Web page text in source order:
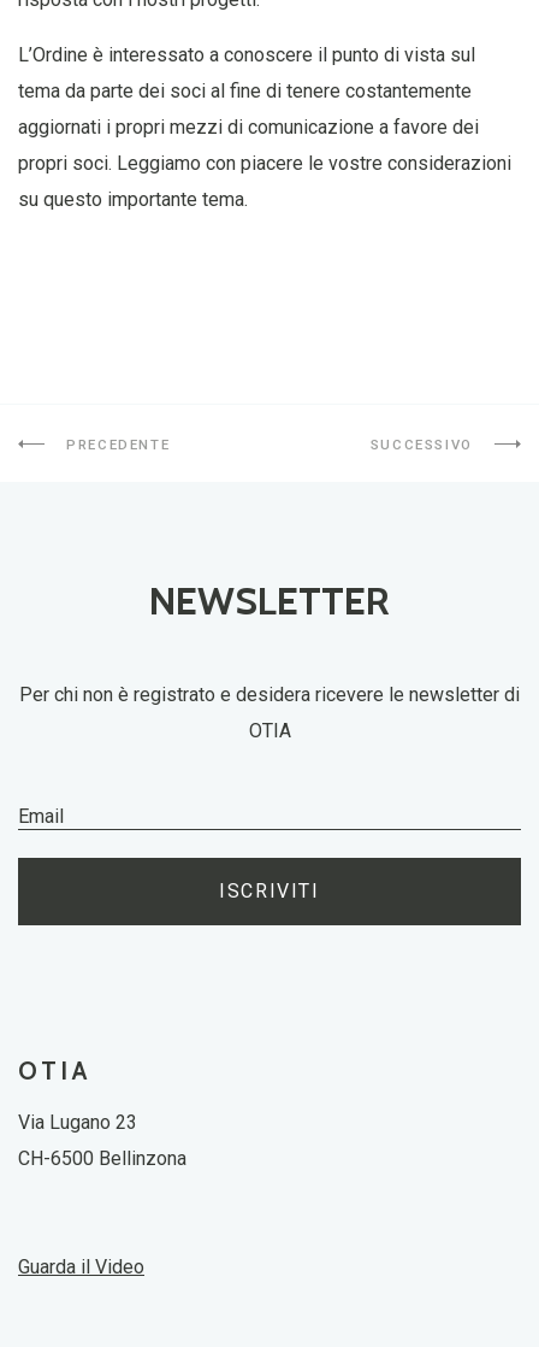
L’Ordine è interessato a conoscere il punto di vista sul
tema da parte dei soci al fine di tenere costantemente
aggiornati i propri mezzi di comunicazione a favore dei
propri soci. Leggiamo con piacere le vostre considerazioni
su questo importante tema.
PRECEDENTE SUCCESSIVO
NEWSLETTER
Per chi non è registrato e desidera ricevere le newsletter di
OTIA
ISCRIVITI
OTIA
Via Lugano 23
CH-6500 Bellinzona
Guarda il Video